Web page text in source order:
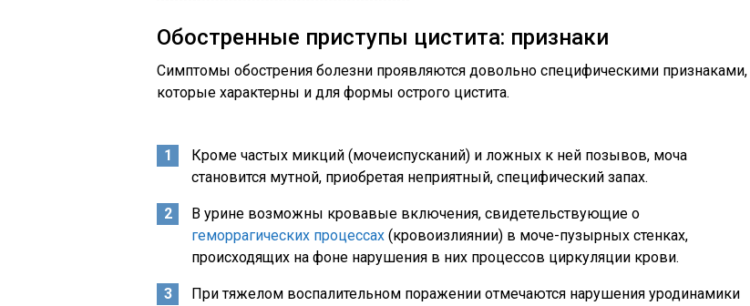
Обостренные приступы цистита: признаки
Симптомы обострения болезни проявляются довольно специфическими признаками,
которые характерны и для формы острого цистита.
Кроме частых микций (мочеиспусканий) и ложных к ней позывов, моча
становится мутной, приобретая неприятный, специфический запах.
В урине возможны кровавые включения, свидетельствующие о
геморрагических процессах (кровоизлиянии) в моче-пузырных стенках,
происходящих на фоне нарушения в них процессов циркуляции крови.
При тяжелом воспалительном поражении отмечаются нарушения уродинамики